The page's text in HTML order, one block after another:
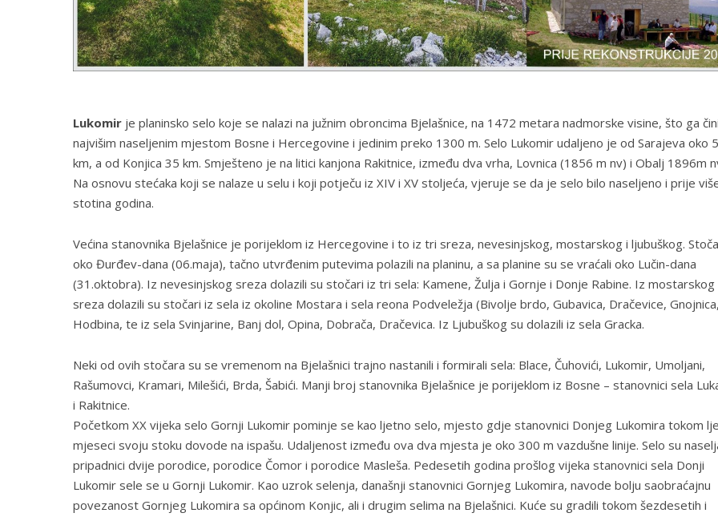
Lukomirje planinsko selo koje se nalazi na južnim obroncima Bjelašnice, na 1472 metara nadmorske visine, što ga
najvišim naseljenim mjestom Bosne i Hercegovine i jedinim preko 1300 m. Selo Lukomir udaljeno je od Sarajeva oko
km, a od Konjica 35 km. Smješteno je na litici kanjona Rakitnice, između dva vrha, Lovnica (1856 m nv) i Obalj 1896m
Na osnovu stećaka koji se nalaze u selu i koji potječu iz XIV i XV stoljeća, vjeruje se da je selo bilo naseljeno i prije
stotina godina.
Većina stanovnika Bjelašnice je porijeklom iz Hercegovine i to iz tri sreza, nevesinjskog, mostarskog i ljubuškog.
oko Đurđev-dana (06.maja), tačno utvrđenim putevima polazili na planinu, a sa planine su se vraćali oko Lučin-dana
(31.oktobra). Iz nevesinjskog sreza dolazili su stočari iz tri sela: Kamene, Žulja i Gornje i Donje Rabine. Iz mostarskog
sreza dolazili su stočari iz sela iz okoline Mostara i sela reona Podveležja (Bivolje brdo, Gubavica, Dračevice,
Hodbina, te iz sela Svinjarine, Banj dol, Opina, Dobrača, Dračevica. Iz Ljubuškog su dolazili iz sela Gracka.
Neki od ovih stočara su se vremenom na Bjelašnici trajno nastanili i formirali sela: Blace, Čuhovići, Lukomir, Umoljani,
Rašumovci, Kramari, Milešići, Brda, Šabići. Manji broj stanovnika Bjelašnice je porijeklom iz Bosne – stanovnici sela
i Rakitnice.
Početkom XX vijeka selo Gornji Lukomir pominje se kao ljetno selo, mjesto gdje stanovnici Donjeg Lukomira tokom
mjeseci svoju stoku dovode na ispašu. Udaljenost između ova dva mjesta je oko 300 m vazdušne linije. Selo su
pripadnici dvije porodice, porodice Čomor i porodice Masleša. Pedesetih godina prošlog vijeka stanovnici sela Donji
Lukomir sele se u Gornji Lukomir. Kao uzrok selenja, današnji stanovnici Gornjeg Lukomira, navode bolju saobraćajnu
povezanost Gornjeg Lukomira sa općinom Konjic, ali i drugim selima na Bjelašnici. Kuće su gradili tokom šezdesetih i